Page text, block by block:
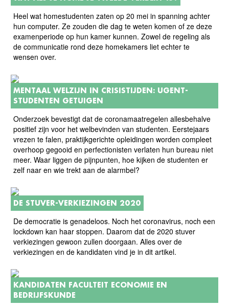
Heel wat homestudenten zaten op 20 mei in spanning achter
hun computer. Ze zouden die dag te weten komen of ze deze
examenperiode op hun kamer kunnen. Zowel de regeling als
de communicatie rond deze homekamers liet echter te
wensen over.
MENTAAL WELZIJN IN CRISISTIJDEN: UGENT-
STUDENTEN GETUIGEN
Onderzoek bevestigt dat de coronamaatregelen allesbehalve
positief zijn voor het welbevinden van studenten. Eerstejaars
vrezen te falen, praktijkgerichte opleidingen worden compleet
overhoop gegooid en perfectionisten verlaten hun bureau niet
meer. Waar liggen de pijnpunten, hoe kijken de studenten er
zelf naar en wie trekt aan de alarmbel?
DE STUVER-VERKIEZINGEN 2020
De democratie is genadeloos. Noch het coronavirus, noch een
lockdown kan haar stoppen. Daarom dat de 2020 stuver
verkiezingen gewoon zullen doorgaan. Alles over de
verkiezingen en de kandidaten vind je in dit artikel.
KANDIDATEN FACULTEIT ECONOMIE EN
BEDRIJFSKUNDE